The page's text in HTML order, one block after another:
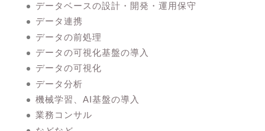
データベースの設計・開発・運用保守
データ連携
データの前処理
データの可視化基盤の導入
データの可視化
データ分析
機械学習、AI基盤の導入
業務コンサル